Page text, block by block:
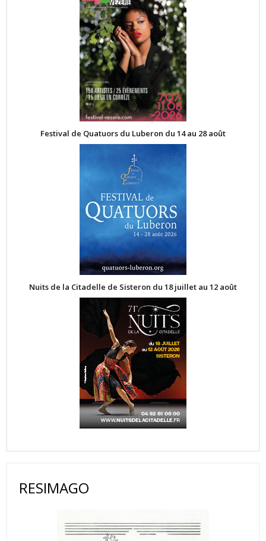
Festival de Quatuors du Luberon du 14 au 28 août
Nuits de la Citadelle de Sisteron du 18 juillet au 12 août
RESIMAGO